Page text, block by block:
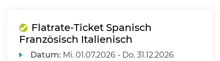
Flatrate-Ticket Spanisch
Französisch Italienisch
Datum: Mi. 01.07.2026 - Do. 31.12.2026